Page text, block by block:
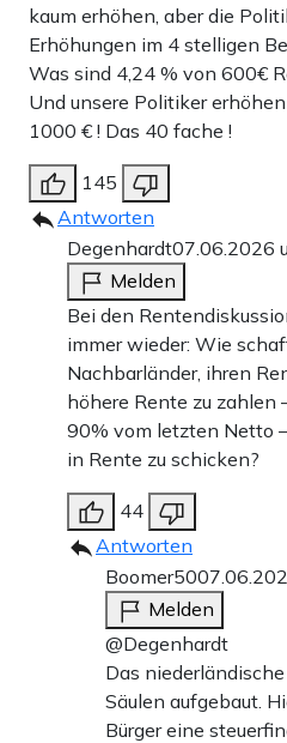
kaum erhöhen, aber die
Erhöhungen im 4 stelligen
Was sind 4,24 % von 600€
Und unsere Politiker
1000 € ! Das 40 fache !
145
Antworten
Degenhardt07.06.2026
Melden
Bei den
immer wieder: Wie
Nachbarländer, ihren
höhere Rente zu zahlen
90% vom letzten Netto
in Rente zu schicken?
44
Antworten
Boomer50
Melden
@Degenhardt
Das
Säulen aufgebaut.
Bürger eine